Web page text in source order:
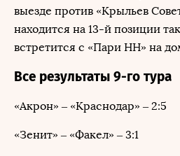
выезде против «Крыльев
находится на 13-й позиции
встретится с «Пари НН» на
Все результаты 9-го тура
«Акрон» – «Краснодар» – 2:5
«Зенит» – «Факел» – 3:1